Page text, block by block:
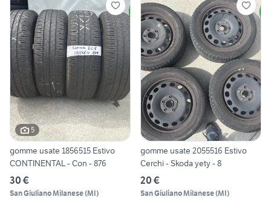
5
gomme usate 1856515 Estivo
CONTINENTAL - Con - 876
30 €
San Giuliano Milanese(MI)
gomme usate 2055516 Estivo
Cerchi - Skoda yety - 8
20 €
San Giuliano Milanese(MI)